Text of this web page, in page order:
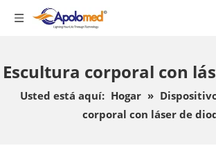
Escultura corporal con
Usted está aquí: Hogar »
corporal con láser de